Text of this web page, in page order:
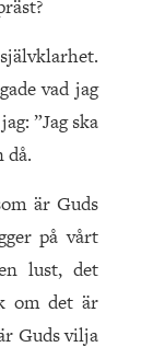
vad jag
”Jag ska
då.
är Guds
på vårt
lust, det
om det är
Guds vilja